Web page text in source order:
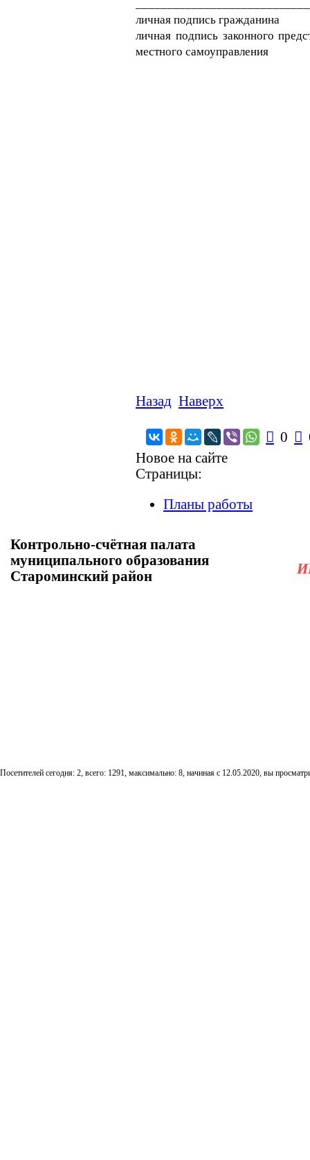
личная подпись
личная подпись законного
местного самоуправления
Назад Наверх
 0 
Новое на сайте
Страницы:
Планы работы
Контрольно-счётная палата
муниципального образования
Староминский район
Посетителей сегодня: 2, всего: 1291, максимально: 8, начиная с 12.05.2020, вы